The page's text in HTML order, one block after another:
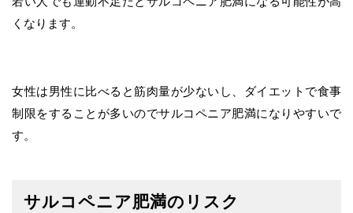
くなります。
女性は男性に比べると筋肉量が少ないし、ダイエットで食事
制限をすることが多いのでサルコペニア肥満になりやすいで
す。
サルコペニア肥満のリスク